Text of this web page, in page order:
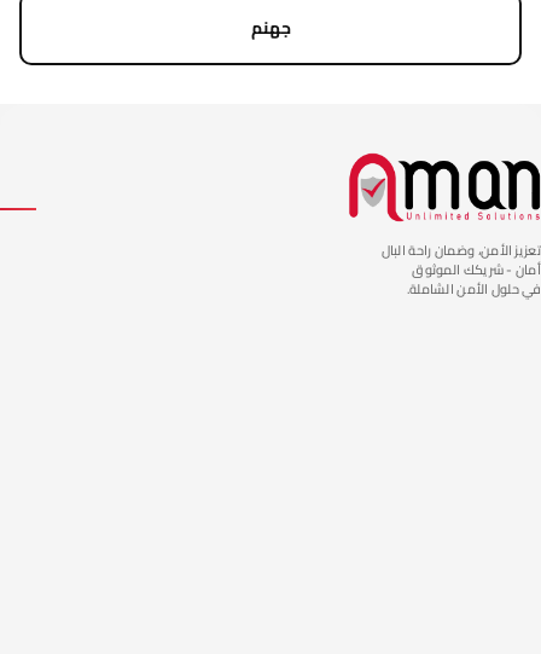
جهنم
تعزيز الأمن، وضمان راحة البال
أمان - شريكك الموثوق
في حلول الأمن الشاملة.